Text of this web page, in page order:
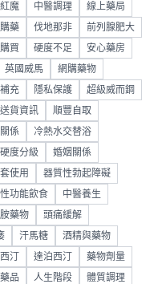
魔 中醫調理 線上藥局
藥 伐地那非 前列腺肥大
買 硬度不足 安心藥房
英國威馬 網購藥物
充 隱私保護 超級威而鋼
送貨資訊 順豐自取
係 冷熱水交替浴
度分級 婚姻關係
使用 器質性勃起障礙
性功能飲食 中醫養生
藥物 頭痛緩解
汗馬糖 酒精與藥物
汀 達泊西汀 藥物劑量
品 人生階段 體質調理